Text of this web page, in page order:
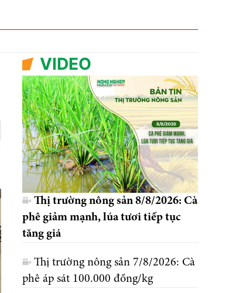
VIDEO
Thị trường nông sản 8/8/2026: Cà
phê giảm mạnh, lúa tươi tiếp tục
tăng giá
Thị trường nông sản 7/8/2026: Cà
phê áp sát 100.000 đồng/kg